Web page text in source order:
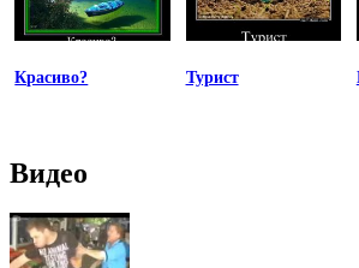
Красиво? Турист
Видео